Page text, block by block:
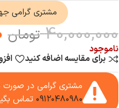
مشتری گرامی
40,000,000 تومان
ناموجود
برای مقایسه اضافه کنید
مشتری گرامی در صورت
۰۹۱۲۰۴۸۰۹۸۰ تماس